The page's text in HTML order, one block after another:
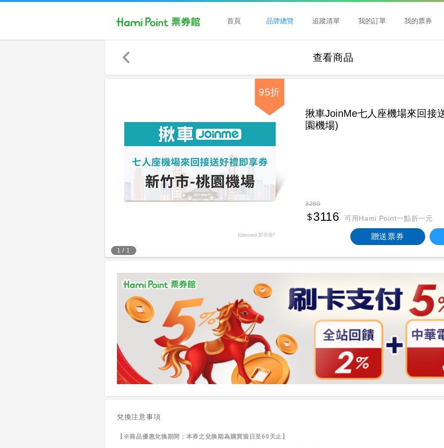
首頁 品牌總覽 追蹤清單 我的訂單 我的票券
查看商品
1 / 1
95折
揪車JoinMe七人座機場來回接
園機場)
3280
3116 可用Hami Point一點折一元
贈送票券
兌換注意事項
【※商品優惠兌換期間：本券之兌換期為購買當日至60天止】